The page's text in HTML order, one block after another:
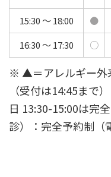
15:30 ～ 18:00
●
16:30 ～ 17:30
○
※ ▲＝アレルギー外
（受付は14:45まで
日 13:30-15:00は完
診）：完全予約制（